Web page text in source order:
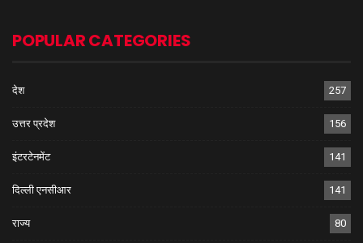
POPULAR CATEGORIES
देश 257
उत्तर प्रदेश 156
इंटरटेनमेंट 141
दिल्ली एनसीआर 141
राज्य 80